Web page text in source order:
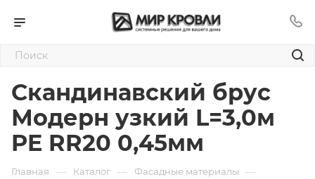
Скандинавский брус
Модерн узкий L=3,0м
PE RR20 0,45мм
Главная — Каталог — Фасадные материалы —